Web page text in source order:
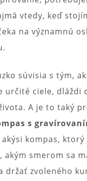
vtedy, keď
na významnú
súvisia s tým,
určité ciele, dláždi
A je to taký
s
akýsi kompas, ktorý
akým smerom sa
držať zvoleného